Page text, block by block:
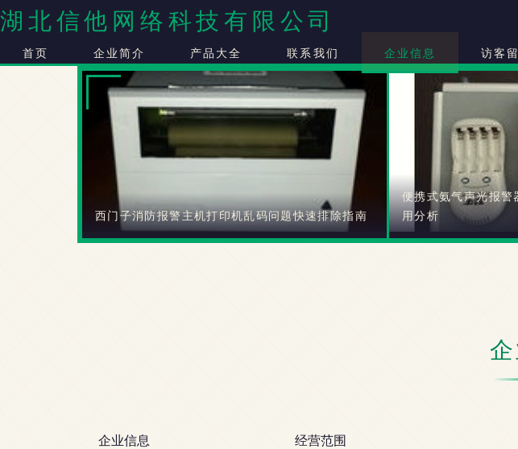
湖北信他网络科技有限公司
首页 企业简介 产品大全 联系我们 企业信息 访客
西门子消防报警主机打印机乱码问题快速排除指南
便携式氨气声光报
用分析
企业信息 经营范围